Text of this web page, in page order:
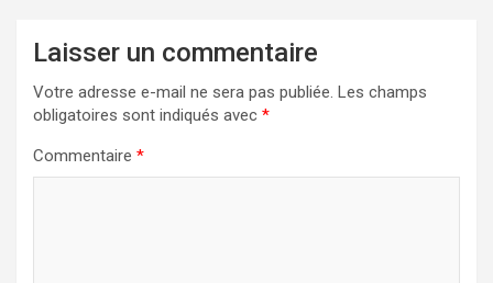
Laisser un commentaire
Votre adresse e-mail ne sera pas publiée. Les champs
obligatoires sont indiqués avec *
Commentaire *